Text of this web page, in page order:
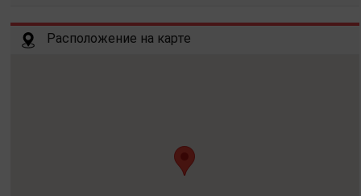
Расположение на карте